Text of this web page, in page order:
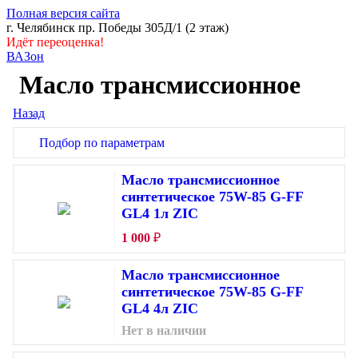
Полная версия сайта
г. Челябинск пр. Победы 305Д/1 (2 этаж)
Идёт переоценка!
ВАЗон
Масло трансмиссионное
Назад
Подбор по параметрам
SAE
75W
Масло трансмиссионное
синтетическое 75W-85 G-FF
GL4 1л ZIC
1 000 ₽
Масло трансмиссионное
синтетическое 75W-85 G-FF
GL4 4л ZIC
Нет в наличии